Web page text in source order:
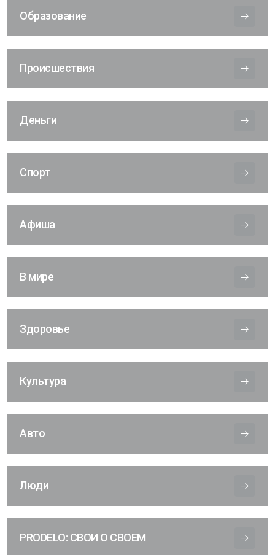
Образование
Происшествия
Деньги
Спорт
Афиша
В мире
Здоровье
Культура
Авто
Люди
PRODELO: СВОИ О СВОЕМ